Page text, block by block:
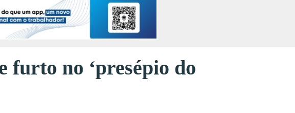
furto no ‘presépio do